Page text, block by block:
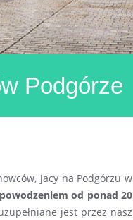
Podgórze
jacy na Podgórzu w
od ponad 20
jest przez nasz